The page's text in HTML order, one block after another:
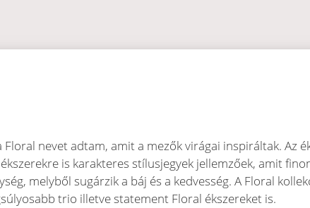
Floral nevet adtam, amit a mezők virágai inspiráltak. Az
is karakteres stílusjegyek jellemzőek, amit
melyből sugárzik a báj és a kedvesség. A Floral
trio illetve statement Floral ékszereket is.